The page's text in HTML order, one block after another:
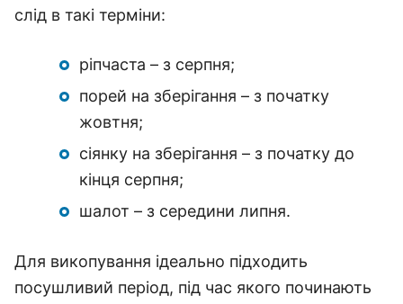
слід в такі терміни:
ріпчаста – з серпня;
порей на зберігання – з початку
жовтня;
сіянку на зберігання – з початку до
кінця серпня;
шалот – з середини липня.
Для викопування ідеально підходить
посушливий період, під час якого починають